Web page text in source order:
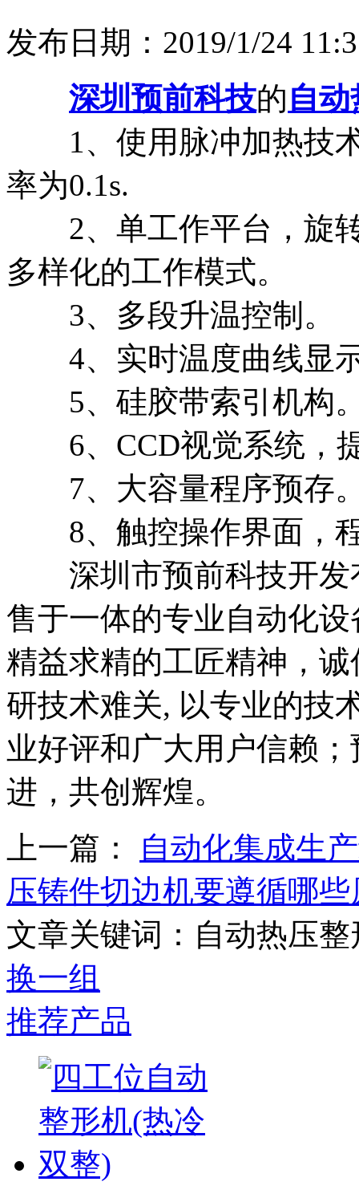
发布日期：2019/1/24
深圳预前科技的自
1、使用脉冲加热技术
率为0.1s.
2、单工作平台，旋转
多样化的工作模式。
3、多段升温控制。
4、实时温度曲线显
5、硅胶带索引机构
6、CCD视觉系统，
7、大容量程序预存
8、触控操作界面，
深圳市预前科技开发
售于一体的专业自动化
精益求精的工匠精神，
研技术难关, 以专业的技
业好评和广大用户信赖
进，共创辉煌。
上一篇：
自动化集成生
压铸件切边机要遵循哪些
文章关键词：自动热压
换一组
推荐产品